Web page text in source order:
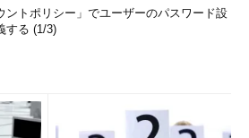
ントポリシー」でユーザーのパスワード設
する (1/3)